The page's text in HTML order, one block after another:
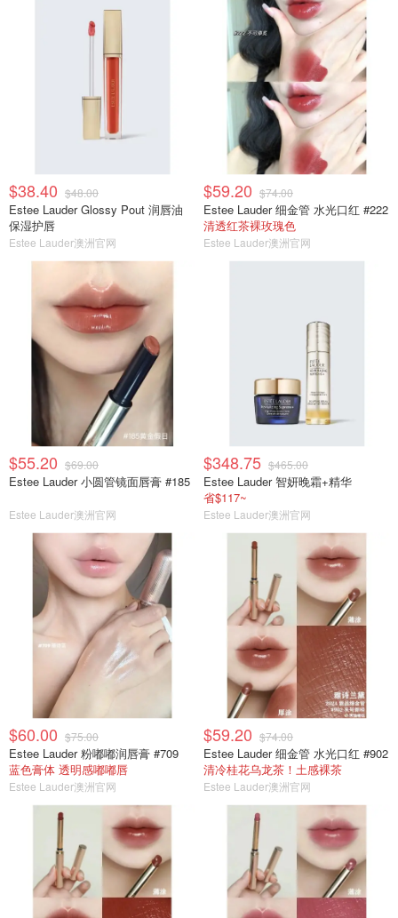
$38.40 $48.00
Estee Lauder Glossy Pout 润唇油
保湿护唇
Estee Lauder澳洲官网
$59.20 $74.00
Estee Lauder 细金管 水光口红 #222
清透红茶裸玫瑰色
Estee Lauder澳洲官网
$55.20 $69.00
Estee Lauder 小圆管镜面唇膏 #185
Estee Lauder澳洲官网
$348.75 $465.00
Estee Lauder 智妍晚霜+精华
省$117~
Estee Lauder澳洲官网
$60.00 $75.00
Estee Lauder 粉嘟嘟润唇膏 #709
蓝色膏体 透明感嘟嘟唇
Estee Lauder澳洲官网
$59.20 $74.00
Estee Lauder 细金管 水光口红 #902
清冷桂花乌龙茶！土感裸茶
Estee Lauder澳洲官网